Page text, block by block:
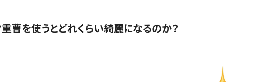
曹を使うとどれくらい綺麗になるのか？